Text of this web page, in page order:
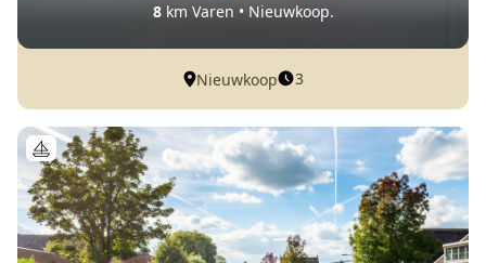
8km Varen • Nieuwkoop.
Nieuwkoop 3